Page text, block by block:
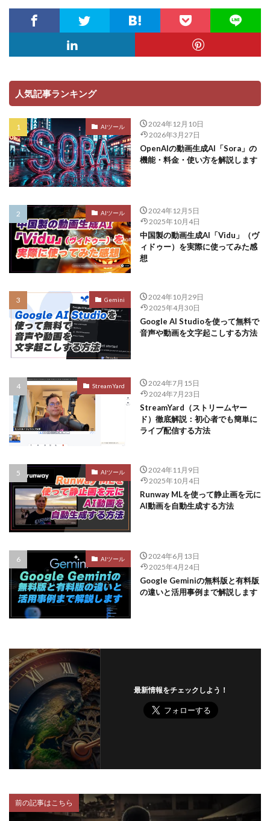
人気記事ランキング
AIツール
2024年12月10日
2026年3月27日
OpenAIの動画生成AI「Sora」の
機能・料金・使い方を解説します
AIツール
2024年12月5日
2025年10月4日
中国製の動画生成AI「Vidu」（ヴ
ィドゥー）を実際に使ってみた感
想
Gemini
2024年10月29日
2025年4月30日
Google AI Studioを使って無料で
音声や動画を文字起こしする方法
StreamYard
2024年7月15日
2024年7月23日
StreamYard（ストリームヤー
ド）徹底解説：初心者でも簡単に
ライブ配信する方法
AIツール
2024年11月9日
2025年10月4日
Runway MLを使って静止画を元に
AI動画を自動生成する方法
AIツール
2024年6月13日
2025年4月24日
Google Geminiの無料版と有料版
の違いと活用事例まで解説します
最新情報をチェックしよう！
前の記事はこちら